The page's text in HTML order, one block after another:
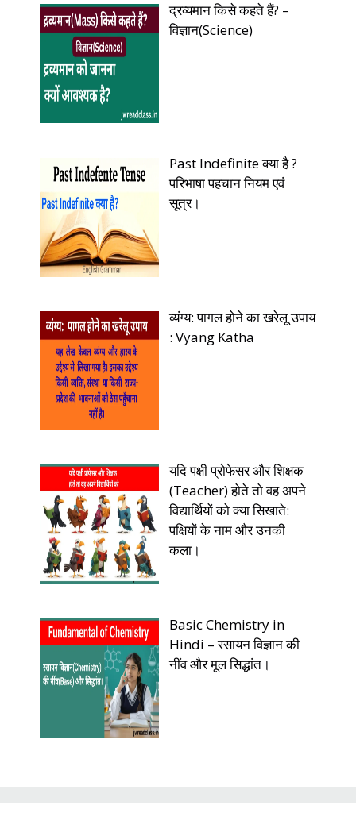
द्रव्यमान किसे कहते हैं? –
विज्ञान(Science)
Past Indefinite क्या है ?
परिभाषा पहचान नियम एवं
सूत्र।
व्यंग्य: पागल होने का खरेलू उपाय
: Vyang Katha
यदि पक्षी प्रोफेसर और शिक्षक
(Teacher) होते तो वह अपने
विद्यार्थियों को क्या सिखाते:
पक्षियों के नाम और उनकी
कला।
Basic Chemistry in
Hindi – रसायन विज्ञान की
नींव और मूल सिद्धांत।